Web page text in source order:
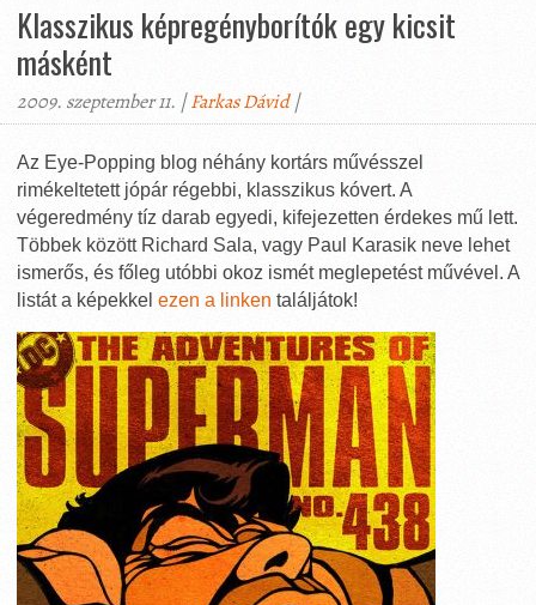
Klasszikus képregényborítók egy kicsit
másként
2009. szeptember 11. |Farkas Dávid|
Az Eye-Popping blog néhány kortárs művésszel
rimékeltetett jópár régebbi, klasszikus kóvert. A
végeredmény tíz darab egyedi, kifejezetten érdekes mű lett.
Többek között Richard Sala, vagy Paul Karasik neve lehet
ismerős, és főleg utóbbi okoz ismét meglepetést művével. A
listát a képekkel ezen a linken találjátok!